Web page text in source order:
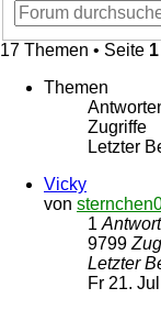
17 Themen • Seite 1
Themen
Zugriffe
Letzter
Vicky
von
1
9799
Letzter
Fr 21.